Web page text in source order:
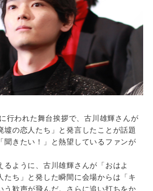
行われた舞台挨拶で、古川雄輝さんが
の恋人たち」と発言したことが話題
聞きたい！」と熱望しているファンが
るように、古川雄輝さんが「おはよ
ち」と発した瞬間に会場からは「キ
う歓声が飛んだ。さらに追い打ちをか